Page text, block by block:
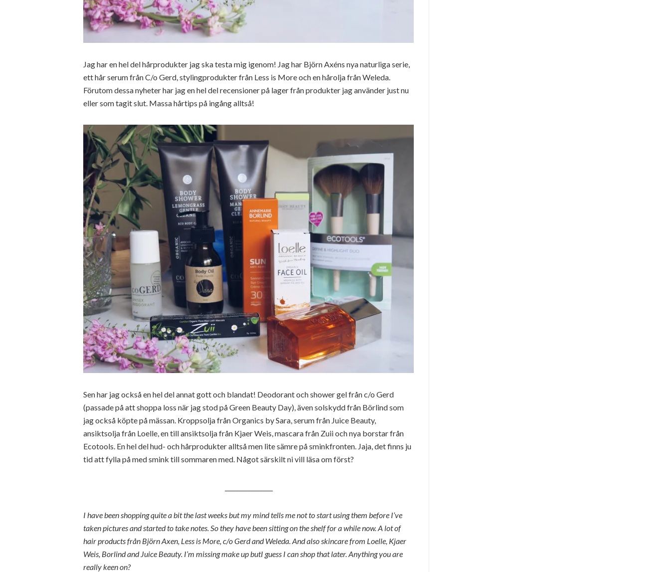
Jag har en hel del hårprodukter jag ska testa mig igenom! Jag har Björn Axéns nya naturliga serie,
ett hår serum från C/o Gerd, stylingprodukter från Less is More och en hårolja från Weleda.
Förutom dessa nyheter har jag en hel del recensioner på lager från produkter jag använder just nu
eller som tagit slut. Massa hårtips på ingång alltså!
Sen har jag också en hel del annat gott och blandat! Deodorant och shower gel från c/o Gerd
(passade på att shoppa loss när jag stod på Green Beauty Day), även solskydd från Börlind som
jag också köpte på mässan. Kroppsolja från Organics by Sara, serum från Juice Beauty,
ansiktsolja från Loelle, en till ansiktsolja från Kjaer Weis, mascara från Zuii och nya borstar från
Ecotools. En hel del hud- och hårprodukter alltså men lite sämre på sminkfronten. Jaja, det finns ju
tid att fylla på med smink till sommaren med. Något särskilt ni vill läsa om först?
I have been shopping quite a bit the last weeks but my mind tells me not to start using them before I’ve
taken pictures and started to take notes. So they have been sitting on the shelf for a while now. A lot of
hair products från Björn Axen, Less is More, c/o Gerd and Weleda. And also skincare from Loelle, Kjaer
Weis, Borlind and Juice Beauty. I’m missing make up butI guess I can shop that later. Anything you are
really keen on?